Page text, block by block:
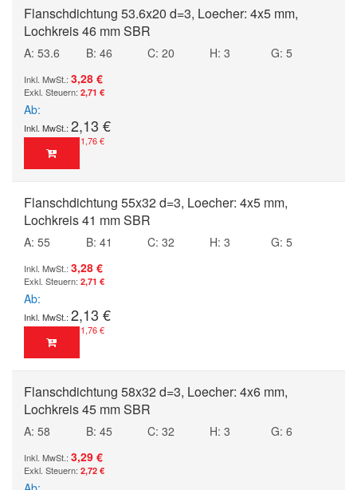
Flanschdichtung 53.6x20 d=3, Loecher: 4x5 mm,
Lochkreis 46 mm SBR
A: 53.6 B: 46 C: 20 H: 3
G: 5
3,28 €
2,71 €
Ab
2,13 €
1,76 €
Flanschdichtung 55x32 d=3, Loecher: 4x5 mm,
Lochkreis 41 mm SBR
A: 55 B: 41 C: 32 H: 3
G: 5
3,28 €
2,71 €
Ab
2,13 €
1,76 €
Flanschdichtung 58x32 d=3, Loecher: 4x6 mm,
Lochkreis 45 mm SBR
A: 58 B: 45 C: 32 H: 3
G: 6
3,29 €
2,72 €